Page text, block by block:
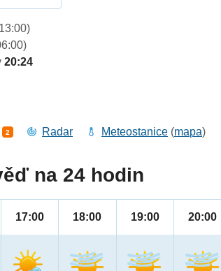
20:24
2 Radar Meteostanice (mapa)
na 24 hodin
17:00 18:00 19:00 20:00